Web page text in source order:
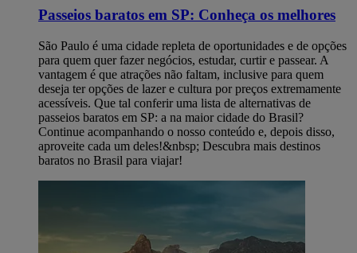
Passeios baratos em SP: Conheça os melhores
São Paulo é uma cidade repleta de oportunidades e de opções
para quem quer fazer negócios, estudar, curtir e passear. A
vantagem é que atrações não faltam, inclusive para quem
deseja ter opções de lazer e cultura por preços extremamente
acessíveis. Que tal conferir uma lista de alternativas de
passeios baratos em SP: a na maior cidade do Brasil?
Continue acompanhando o nosso conteúdo e, depois disso,
aproveite cada um deles!&nbsp; Descubra mais destinos
baratos no Brasil para viajar!